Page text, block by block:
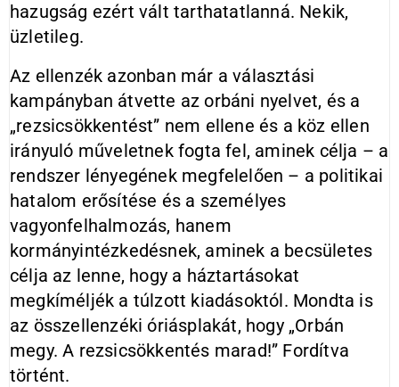
hazugság ezért vált tarthatatlanná. Nekik,
üzletileg.
Az ellenzék azonban már a választási
kampányban átvette az orbáni nyelvet, és a
„rezsicsökkentést” nem ellene és a köz ellen
irányuló műveletnek fogta fel, aminek célja – a
rendszer lényegének megfelelően – a politikai
hatalom erősítése és a személyes
vagyonfelhalmozás, hanem
kormányintézkedésnek, aminek a becsületes
célja az lenne, hogy a háztartásokat
megkíméljék a túlzott kiadásoktól. Mondta is
az összellenzéki óriásplakát, hogy „Orbán
megy. A rezsicsökkentés marad!” Fordítva
történt.